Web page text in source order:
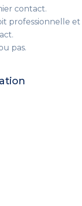
contact.
et
pas.